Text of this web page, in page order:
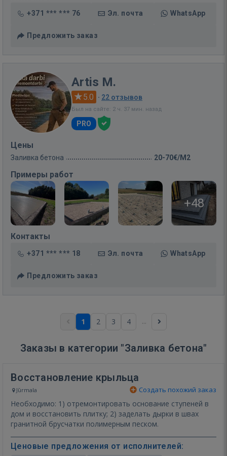
+371 *** *** 76 Эл. почта WhatsApp
Предложить заказ
Artis M.
5.0 · 22 отзывов
Был на сайте: 2 ч. 37 мин. назад
PRO
Цены
Заливка бетона 20-70€/M2
Примеры работ
+48
Контакты
+371 *** *** 18 Эл. почта WhatsApp
Предложить заказ
1 2 3 4 ...
Заказы в категории "Заливка бетона"
Восстановление крыльца
Jūrmala Создать похожий заказ
Необходимо: 1) отремонтировать основание ступеней в
дом и восстановить плитку; 2) заделать дырки в швах
гранитной брусчатки полимерным песком.
Ценовые предложения от исполнителей: